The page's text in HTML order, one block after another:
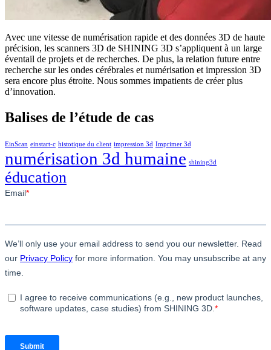
Avec une vitesse de numérisation rapide et des données 3D de haute
précision, les scanners 3D de SHINING 3D s’appliquent à un large
éventail de projets et de recherches. De plus, la relation future entre
recherche sur les ondes cérébrales et numérisation et impression 3D
sera encore plus étroite. Nous sommes impatients de créer plus
d’innovation.
Balises de l’étude de cas
EinScan einstart-c histotique du client impression 3d Imprimer 3d
numérisation 3d humaine shining3d
éducation